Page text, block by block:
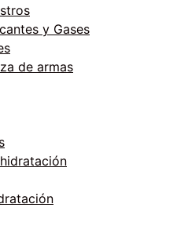
y Gases
de armas